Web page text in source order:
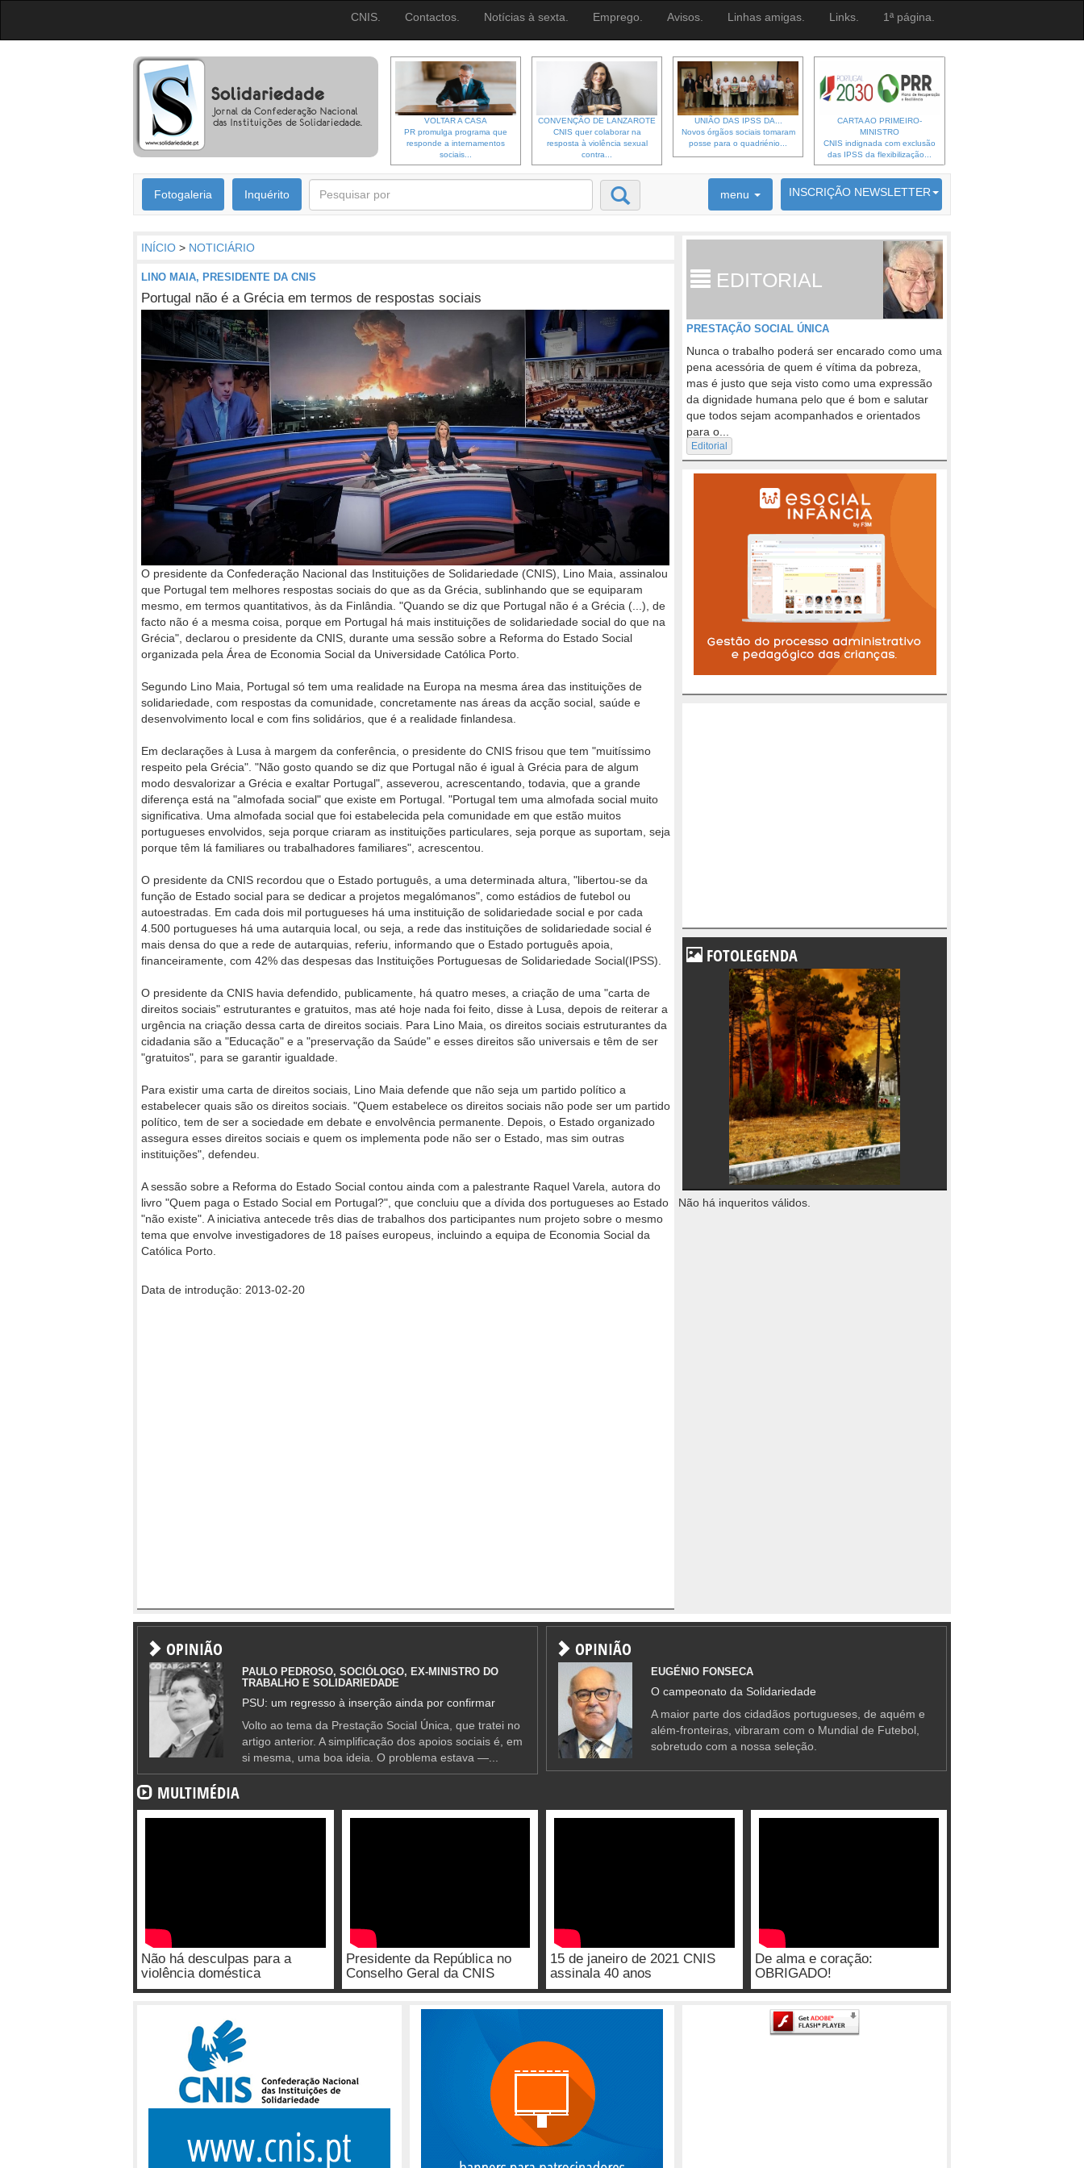
CNIS. Contactos. Notícias à sexta. Emprego. Avisos. Linhas amigas. Links. 1ª página.
VOLTAR A CASA
PR promulga programa que
responde a internamentos
sociais...
CONVENÇÃO DE LANZAROTE
CNIS quer colaborar na
resposta à violência sexual
contra...
UNIÃO DAS IPSS DA...
Novos órgãos sociais tomaram
posse para o quadriénio...
CARTA AO PRIMEIRO-
MINISTRO
CNIS indignada com exclusão
das IPSS da flexibilização...
Fotogaleria Inquérito menu INSCRIÇÃO NEWSLETTER
6692 membros inscritos
INÍCIO > NOTICIÁRIO
LINO MAIA, PRESIDENTE DA CNIS
Portugal não é a Grécia em termos de respostas sociais
O presidente da Confederação Nacional das Instituições de Solidariedade (CNIS), Lino Maia, assinalou
que Portugal tem melhores respostas sociais do que as da Grécia, sublinhando que se equiparam
mesmo, em termos quantitativos, às da Finlândia. "Quando se diz que Portugal não é a Grécia (...), de
facto não é a mesma coisa, porque em Portugal há mais instituições de solidariedade social do que na
Grécia", declarou o presidente da CNIS, durante uma sessão sobre a Reforma do Estado Social
organizada pela Área de Economia Social da Universidade Católica Porto.
Segundo Lino Maia, Portugal só tem uma realidade na Europa na mesma área das instituições de
solidariedade, com respostas da comunidade, concretamente nas áreas da acção social, saúde e
desenvolvimento local e com fins solidários, que é a realidade finlandesa.
Em declarações à Lusa à margem da conferência, o presidente do CNIS frisou que tem "muitíssimo
respeito pela Grécia". "Não gosto quando se diz que Portugal não é igual à Grécia para de algum
modo desvalorizar a Grécia e exaltar Portugal", asseverou, acrescentando, todavia, que a grande
diferença está na "almofada social" que existe em Portugal. "Portugal tem uma almofada social muito
significativa. Uma almofada social que foi estabelecida pela comunidade em que estão muitos
portugueses envolvidos, seja porque criaram as instituições particulares, seja porque as suportam, seja
porque têm lá familiares ou trabalhadores familiares", acrescentou.
O presidente da CNIS recordou que o Estado português, a uma determinada altura, "libertou-se da
função de Estado social para se dedicar a projetos megalómanos", como estádios de futebol ou
autoestradas. Em cada dois mil portugueses há uma instituição de solidariedade social e por cada
4.500 portugueses há uma autarquia local, ou seja, a rede das instituições de solidariedade social é
mais densa do que a rede de autarquias, referiu, informando que o Estado português apoia,
financeiramente, com 42% das despesas das Instituições Portuguesas de Solidariedade Social(IPSS).
O presidente da CNIS havia defendido, publicamente, há quatro meses, a criação de uma "carta de
direitos sociais" estruturantes e gratuitos, mas até hoje nada foi feito, disse à Lusa, depois de reiterar a
urgência na criação dessa carta de direitos sociais. Para Lino Maia, os direitos sociais estruturantes da
cidadania são a "Educação" e a "preservação da Saúde" e esses direitos são universais e têm de ser
"gratuitos", para se garantir igualdade.
Para existir uma carta de direitos sociais, Lino Maia defende que não seja um partido político a
estabelecer quais são os direitos sociais. "Quem estabelece os direitos sociais não pode ser um partido
político, tem de ser a sociedade em debate e envolvência permanente. Depois, o Estado organizado
assegura esses direitos sociais e quem os implementa pode não ser o Estado, mas sim outras
instituições", defendeu.
A sessão sobre a Reforma do Estado Social contou ainda com a palestrante Raquel Varela, autora do
livro "Quem paga o Estado Social em Portugal?", que concluiu que a dívida dos portugueses ao Estado
"não existe". A iniciativa antecede três dias de trabalhos dos participantes num projeto sobre o mesmo
tema que envolve investigadores de 18 países europeus, incluindo a equipa de Economia Social da
Católica Porto.
Data de introdução: 2013-02-20
EDITORIAL
PRESTAÇÃO SOCIAL ÚNICA
Nunca o trabalho poderá ser encarado como uma
pena acessória de quem é vítima da pobreza,
mas é justo que seja visto como uma expressão
da dignidade humana pelo que é bom e salutar
que todos sejam acompanhados e orientados
para o...
Editorial
FOTOLEGENDA
Não há inqueritos válidos.
OPINIÃO
PAULO PEDROSO, SOCIÓLOGO, EX-MINISTRO DO
TRABALHO E SOLIDARIEDADE
PSU: um regresso à inserção ainda por confirmar
Volto ao tema da Prestação Social Única, que tratei no
artigo anterior. A simplificação dos apoios sociais é, em
si mesma, uma boa ideia. O problema estava —...
OPINIÃO
EUGÉNIO FONSECA
O campeonato da Solidariedade
A maior parte dos cidadãos portugueses, de aquém e
além-fronteiras, vibraram com o Mundial de Futebol,
sobretudo com a nossa seleção.
MULTIMÉDIA
Não há desculpas para a
violência doméstica
Presidente da República no
Conselho Geral da CNIS
15 de janeiro de 2021 CNIS
assinala 40 anos
De alma e coração:
OBRIGADO!